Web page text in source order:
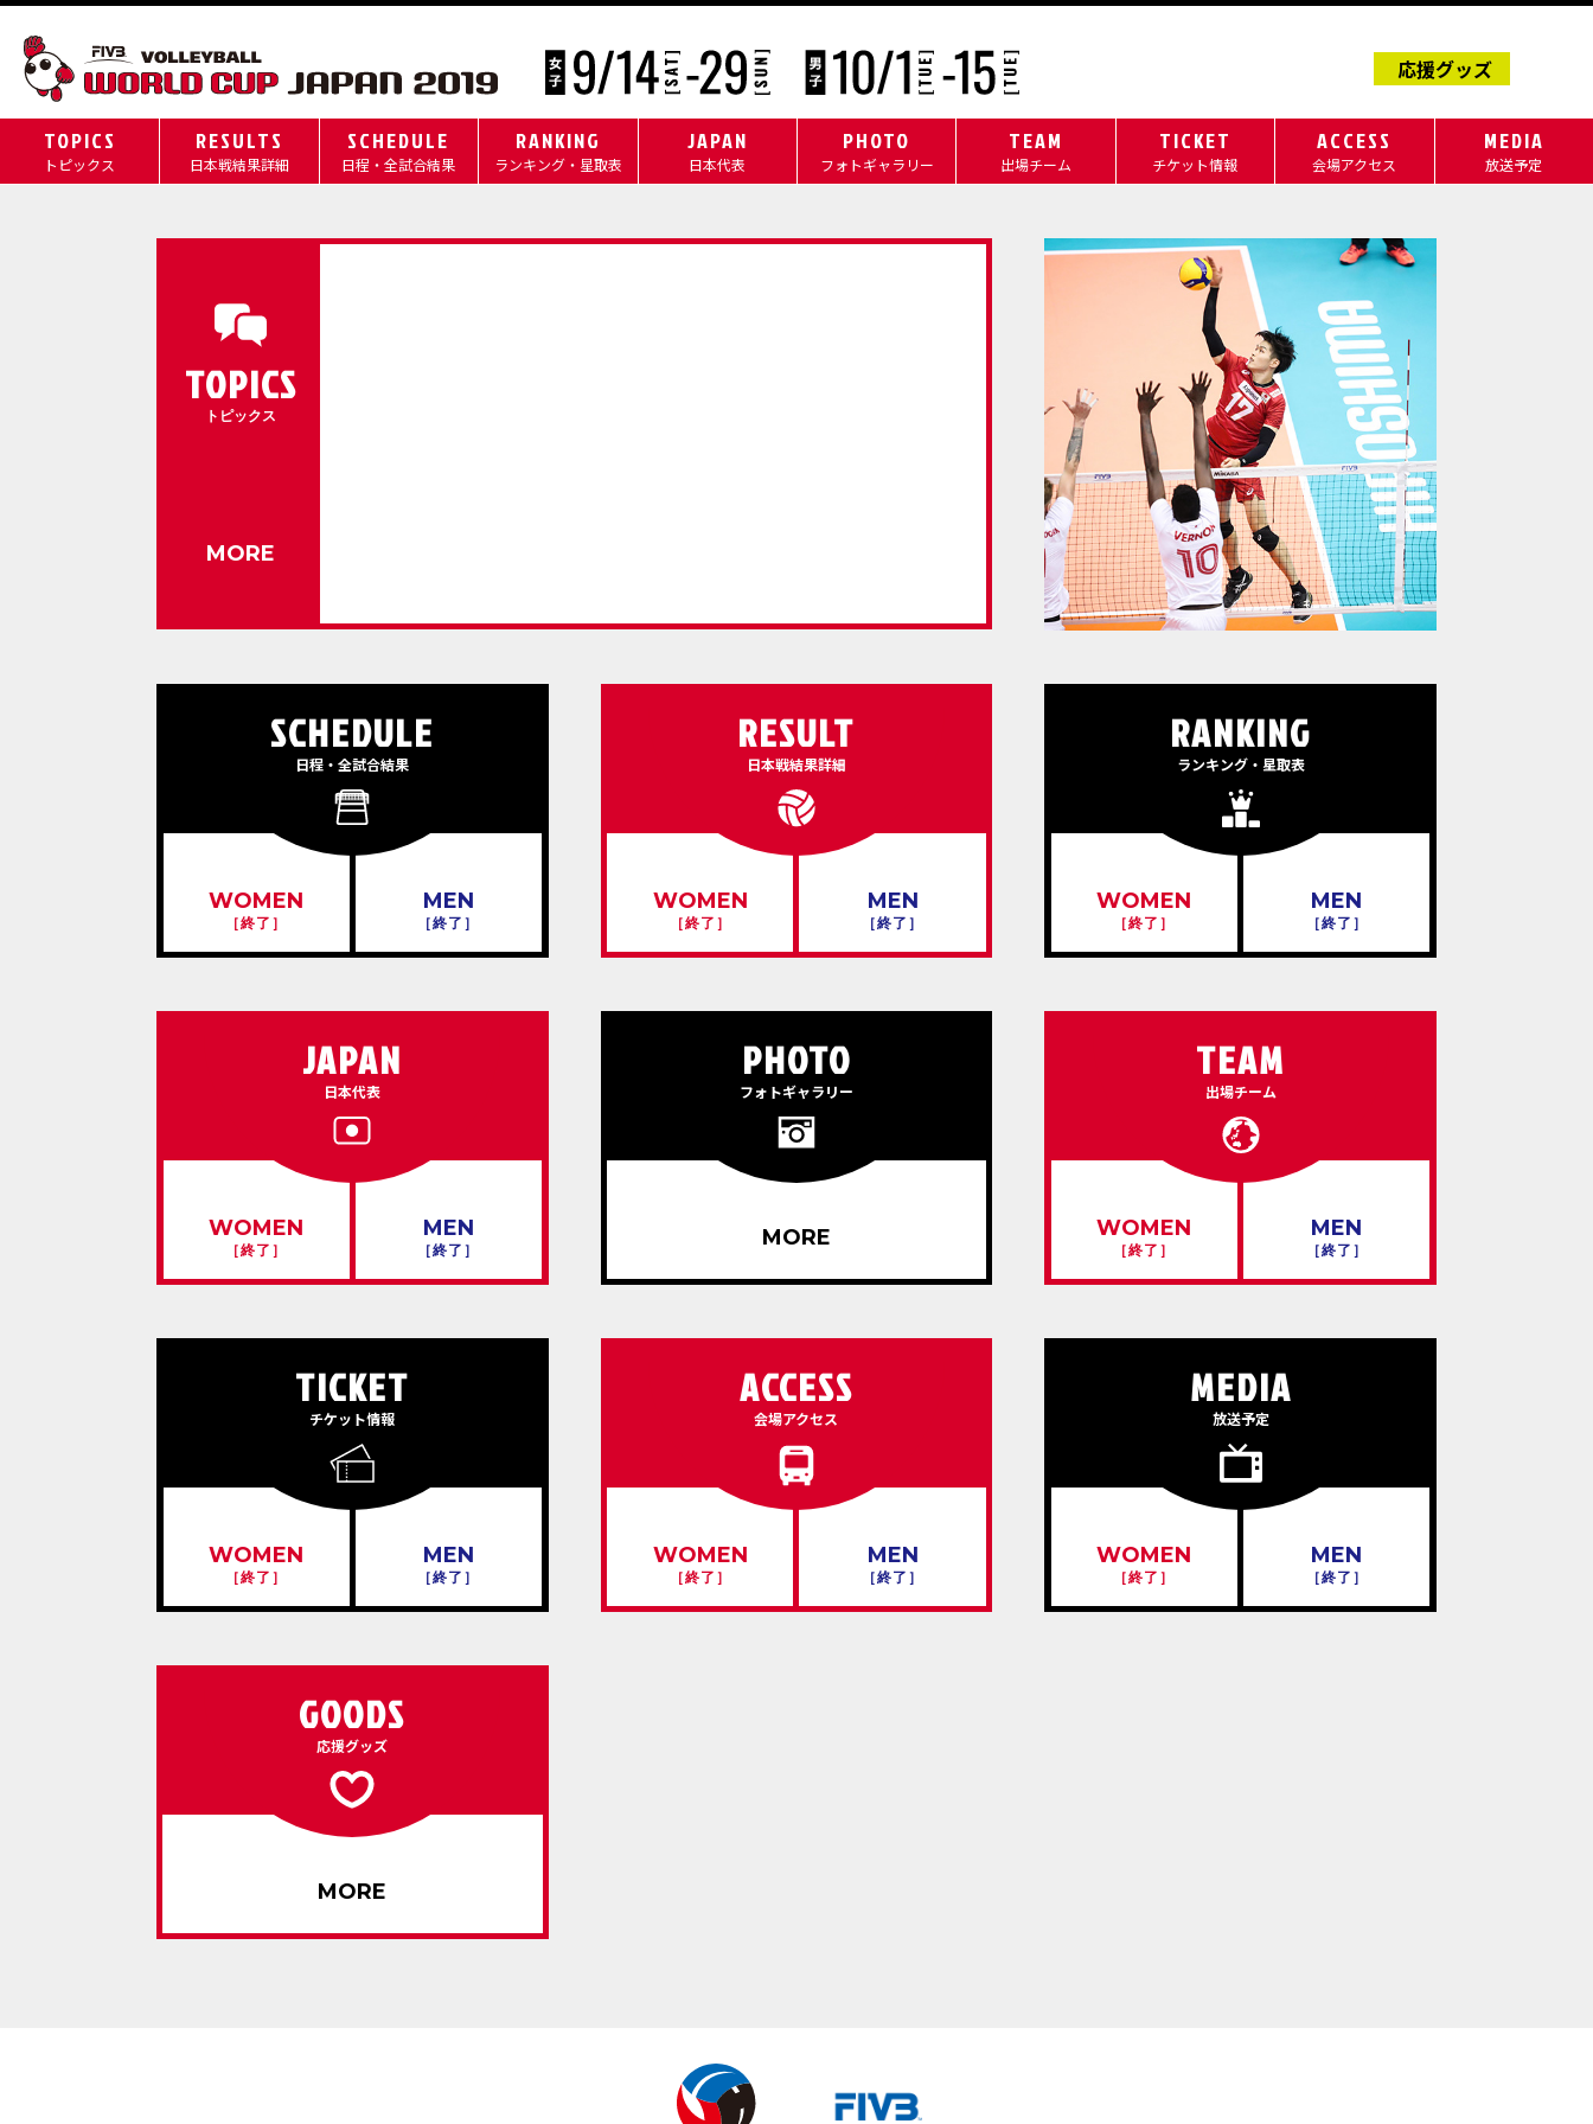
応援グッズ
TOPICS
トピックス
RESULTS
日本戦結果詳細
SCHEDULE
日程・全試合結果
RANKING
ランキング・星取表
JAPAN
日本代表
PHOTO
フォトギャラリー
TEAM
出場チーム
TICKET
チケット情報
ACCESS
会場アクセス
MEDIA
放送予定
TOPICS
トピックス
MORE
SCHEDULE
日程・全試合結果
WOMEN
［終了］
MEN
［終了］
RESULT
日本戦結果詳細
WOMEN
［終了］
MEN
［終了］
RANKING
ランキング・星取表
WOMEN
［終了］
MEN
［終了］
JAPAN
日本代表
WOMEN
［終了］
MEN
［終了］
PHOTO
フォトギャラリー
MORE
TEAM
出場チーム
WOMEN
［終了］
MEN
［終了］
TICKET
チケット情報
WOMEN
［終了］
MEN
［終了］
ACCESS
会場アクセス
WOMEN
［終了］
MEN
［終了］
MEDIA
放送予定
WOMEN
［終了］
MEN
［終了］
GOODS
応援グッズ
MORE